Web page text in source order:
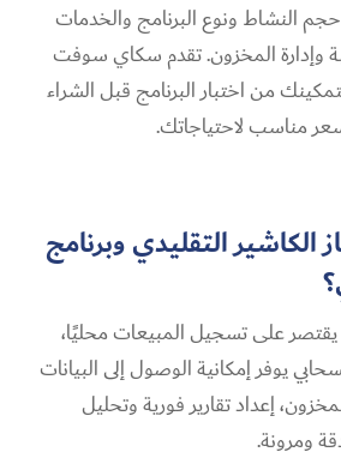
النشاط ونوع البرنامج والخدمات
وإدارة المخزون. تقدم سكاي سوفت
من اختبار البرنامج قبل الشراء
مناسب لاحتياجاتك.
الكاشير التقليدي وبرنامج
يقتصر على تسجيل المبيعات محليًا،
يوفر إمكانية الوصول إلى البيانات
إعداد تقارير فورية وتحليل
ومرونة.